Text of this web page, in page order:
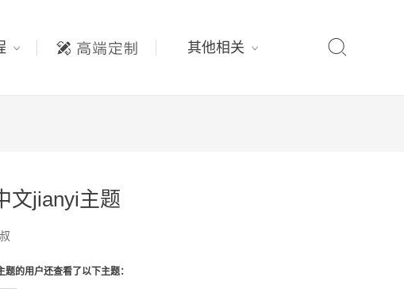
其他相关 
文jianyi主题
的用户还查看了以下主题：